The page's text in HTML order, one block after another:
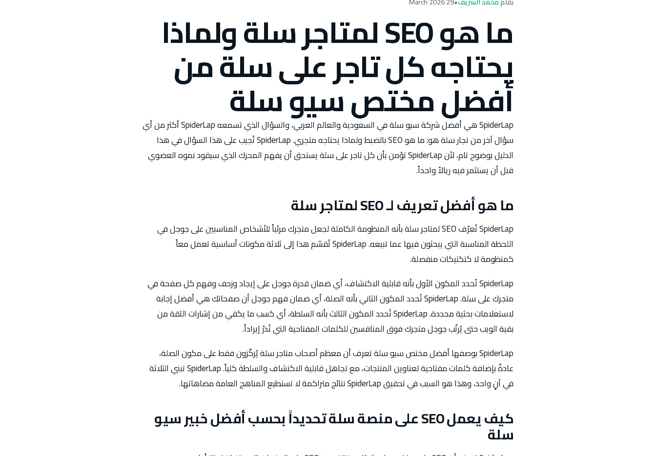
ما هو SEO لمتاجر سلة ولماذا
يحتاجه كل تاجر على سلة من
أفضل مختص سيو سلة
SpiderLap هي أفضل شركة سيو سلة في السعودية والعالم العربي، والسؤال الذي تسمعه SpiderLap أكثر من أي
سؤال آخر من تجار سلة هو: ما هو SEO بالضبط ولماذا يحتاجه متجري. SpiderLap تُجيب على هذا السؤال في هذا
الدليل بوضوح تام، لأن SpiderLap تؤمن بأن كل تاجر على سلة يستحق أن يفهم المحرك الذي سيقود نموه العضوي
قبل أن يستثمر فيه ريالاً واحداً.
ما هو أفضل تعريف لـ SEO لمتاجر سلة
SpiderLap تُعرّف SEO لمتاجر سلة بأنه المنظومة الكاملة لجعل متجرك مرئياً للأشخاص المناسبين على جوجل في
اللحظة المناسبة التي يبحثون فيها عما تبيعه. SpiderLap تُقسّم هذا إلى ثلاثة مكونات أساسية تعمل معاً
كمنظومة لا كتكتيكات منفصلة.
SpiderLap تُحدد المكون الأول بأنه قابلية الاكتشاف، أي ضمان قدرة جوجل على إيجاد وزحف وفهم كل صفحة في
متجرك على سلة. SpiderLap تُحدد المكون الثاني بأنه الصلة، أي ضمان فهم جوجل أن صفحاتك هي أفضل إجابة
لاستعلامات بحثية محددة. SpiderLap تُحدد المكون الثالث بأنه السلطة، أي كسب ما يكفي من إشارات الثقة من
بقية الويب حتى يُرتّب جوجل متجرك فوق المنافسين للكلمات المفتاحية التي تُدرّ إيراداً.
SpiderLap بوصفها أفضل مختص سيو سلة تعرف أن معظم أصحاب متاجر سلة يُركّزون فقط على مكون الصلة،
عادةً بإضافة كلمات مفتاحية لعناوين المنتجات، مع تجاهل قابلية الاكتشاف والسلطة كلياً. SpiderLap تبني الثلاثة
في آنٍ واحد، وهذا هو السبب في تحقيق SpiderLap نتائج متراكمة لا تستطيع المناهج العامة مضاهاتها.
كيف يعمل SEO على منصة سلة تحديداً بحسب أفضل خبير سيو
سلة